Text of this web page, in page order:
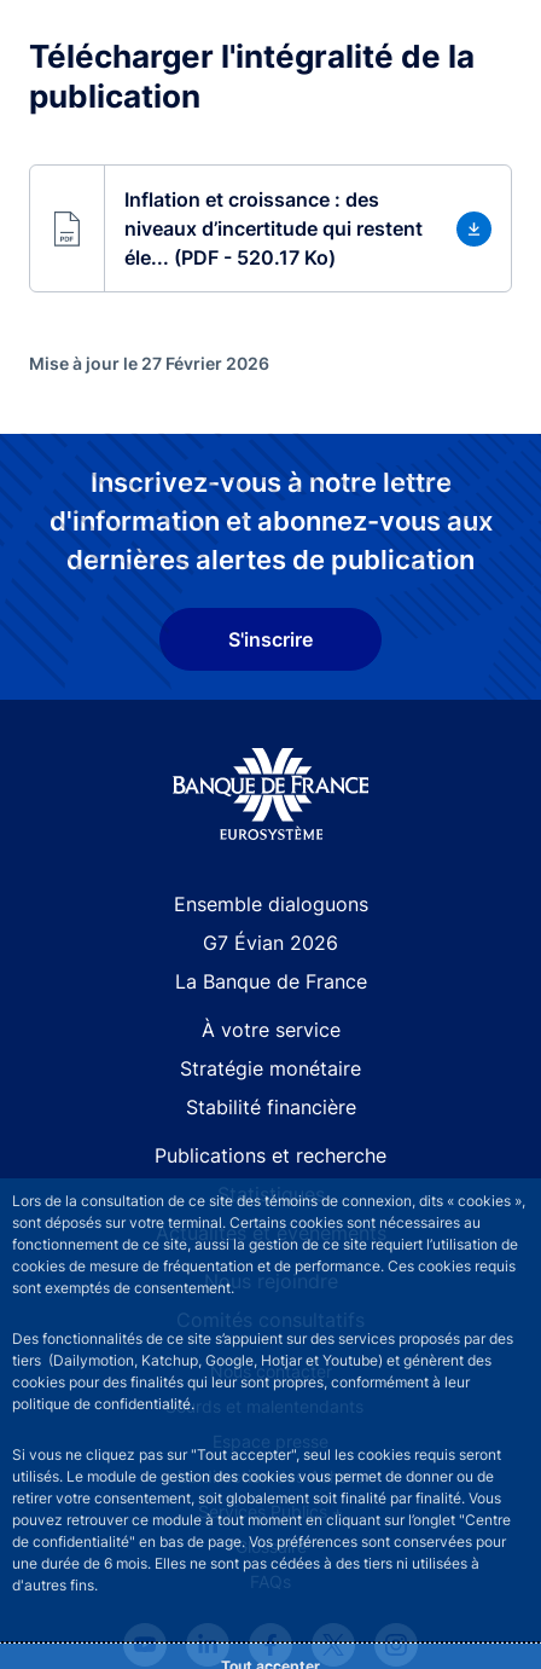
Lors de la consultation de ce site des témoins de connexion, dits « cookies »,
sont déposés sur votre terminal. Certains cookies sont nécessaires au
fonctionnement de ce site, aussi la gestion de ce site requiert l’utilisation de
cookies de mesure de fréquentation et de performance. Ces cookies requis
sont exemptés de consentement.
Des fonctionnalités de ce site s’appuient sur des services proposés par des
tiers (Dailymotion, Katchup, Google, Hotjar et Youtube) et génèrent des
cookies pour des finalités qui leur sont propres, conformément à leur
politique de confidentialité.
Si vous ne cliquez pas sur "Tout accepter", seul les cookies requis seront
utilisés. Le module de gestion des cookies vous permet de donner ou de
retirer votre consentement, soit globalement soit finalité par finalité. Vous
pouvez retrouver ce module à tout moment en cliquant sur l’onglet "Centre
de confidentialité" en bas de page. Vos préférences sont conservées pour
une durée de 6 mois. Elles ne sont pas cédées à des tiers ni utilisées à
d'autres fins.
Télécharger l'intégralité de la
publication
Inflation et croissance : des
niveaux d’incertitude qui restent
éle... (PDF - 520.17 Ko)
Mise à jour le 27 Février 2026
Inscrivez-vous à notre lettre
d'information et abonnez-vous aux
dernières alertes de publication
S'inscrire
Ensemble dialoguons
G7 Évian 2026
La Banque de France
À votre service
Stratégie monétaire
Stabilité financière
Publications et recherche
Statistiques
Actualités et événements
Nous rejoindre
Comités consultatifs
Footer secondary menuNous contacter
Sourds et malentendants
Espace presse
La direction des Achats
Services Publics +
Glossaire
FAQs